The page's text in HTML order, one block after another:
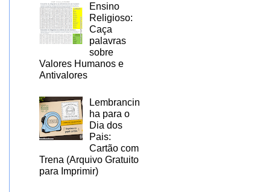
Ensino
Religioso:
Caça
palavras
sobre
Valores Humanos e
Antivalores
Lembrancin
ha para o
Dia dos
Pais:
Cartão com
Trena (Arquivo Gratuito
para Imprimir)